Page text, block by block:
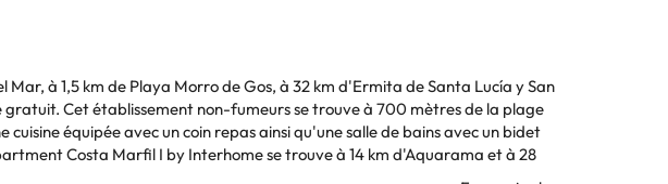
à 1,5 km de Playa Morro de Gos, à 32 km d'Ermita de Santa Lucía y San
Cet établissement non-fumeurs se trouve à 700 mètres de la plage